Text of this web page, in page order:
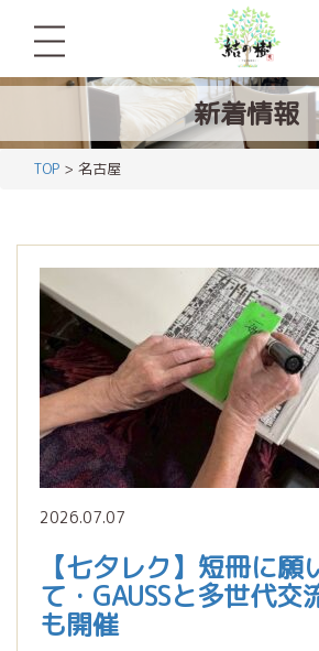
新着情報
TOP > 名古屋
2026.07.07
【七夕レク】短冊に願
て・GAUSSと多世代交
も開催